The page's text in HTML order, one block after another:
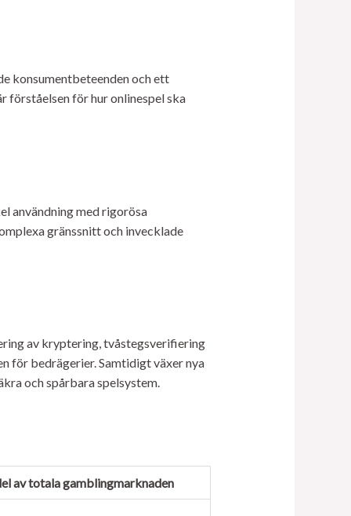
konsumentbeteenden och ett
förståelsen för hur onlinespel ska
användning med rigorösa
gränssnitt och invecklade
av kryptering, tvåstegsverifiering
för bedrägerier. Samtidigt växer nya
och spårbara spelsystem.
av totala gamblingmarknaden